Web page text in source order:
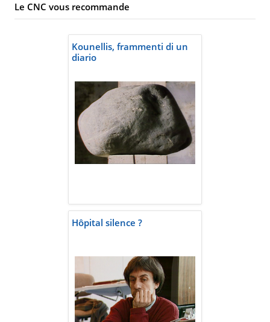
Le CNC vous recommande
Kounellis, frammenti di un
diario
Hôpital silence ?